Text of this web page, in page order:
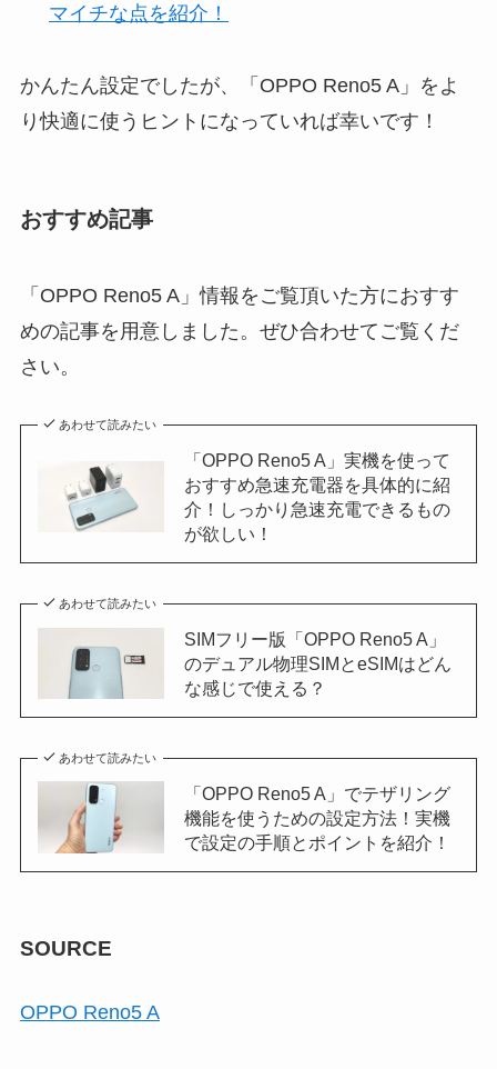
マイチな点を紹介！
かんたん設定でしたが、「OPPO Reno5 A」をよ
り快適に使うヒントになっていれば幸いです！
おすすめ記事
「OPPO Reno5 A」情報をご覧頂いた方におすす
めの記事を用意しました。ぜひ合わせてご覧くだ
さい。
あわせて読みたい
「OPPO Reno5 A」実機を使って
おすすめ急速充電器を具体的に紹
介！しっかり急速充電できるもの
が欲しい！
あわせて読みたい
SIMフリー版「OPPO Reno5 A」
のデュアル物理SIMとeSIMはどん
な感じで使える？
あわせて読みたい
「OPPO Reno5 A」でテザリング
機能を使うための設定方法！実機
で設定の手順とポイントを紹介！
SOURCE
OPPO Reno5 A